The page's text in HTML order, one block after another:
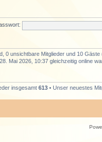
0 unsichtbare Mitglieder und 10
Mai 2026, 10:37 gleichzeitig online
insgesamt 613 • Unser neuestes